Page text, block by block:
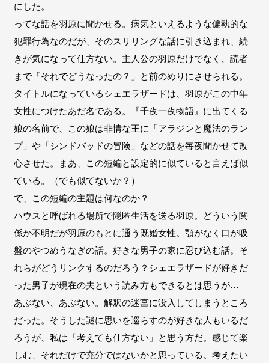
にした。
ってな話を羽原に聞かせる。病気といえるような偏執的な
犯罪行為なのだが、そのスリリングな話に引き込まれ、続
きが気になって仕方ない。主人公の羽原だけでなく、読者
まで「それでどうなったの？」と前のめりにさせられる。
タイトルになっているシェエラザードは、羽原がこの中年
女性につけたあだ名である。『千夜一夜物語』に出てくる
娘の名前で、この娘は非情な王に「アラジンと魔法のラン
プ」や「シンドバッドの冒険」などの話を毎夜聞かせて改
心させた。まあ、この短編と設定的に似ていると言えば似
ている。（でも似てないか？）
で、この短編の主題は何なのか？
ハウスと呼ばれる場所で隠匿生活を送る羽原。どういう関
係か不明だが羽原のもとに通う既婚女性。顎がなく口が吸
盤のやつめうなぎの話。好きな男子の家に忍び込む話。そ
れらがどうリンクするのだろう？シェエラザードが好きだ
った男子が現在の夫という読み方もできるとは思うが…
あぶない、あぶない。解釈の迷宮に没入してしまうところ
だった。そうした謎に思いを巡らすのが好きな人もいるだ
ろうが、私は「考えても仕方ない」と思う方だ。感じて楽
しむ、それだけで充分ではないかと思っている。考えたい